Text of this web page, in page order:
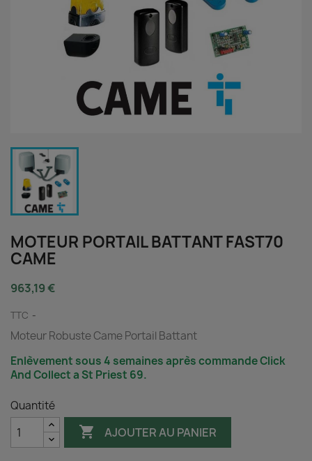
MOTEUR PORTAIL BATTANT FAST70
CAME
963,19 €
TTC
Moteur Robuste Came Portail Battant
Enlèvement sous 4 semaines après commande Click
And Collect a St Priest 69.
Quantité
 AJOUTER AU PANIER